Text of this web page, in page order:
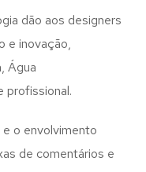
dão aos designers
e inovação,
Água
profissional.
o envolvimento
de comentários e